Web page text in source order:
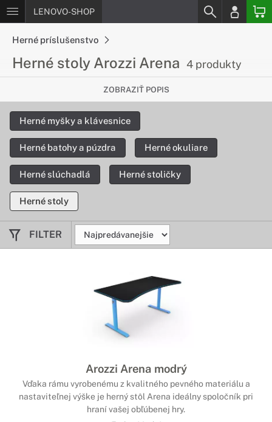
LENOVO-SHOP
Herné príslušenstvo
Herné stoly Arozzi Arena 4 produkty
Maximálny komfort pri hraní
Herný stôl Arozzi Arena s novým dizajnom maximalizuje
komfort pri hraní. Vďaka dĺžke 160 cm na stôl bez problémov
dostatok priestoru pre vašu myš, klávesnicu a ďalšie
príslušenstvo.
ZOBRAZIŤ POPIS
Herné myšky a klávesnice
Herné batohy a púzdra Herné okuliare
Herné slúchadlá Herné stoličky
Herné stoly
FILTER
Arozzi Arena modrý
Vďaka rámu vyrobenému z kvalitného pevného materiálu a
nastaviteľnej výške je herný stôl Arena ideálny spoločník pri
hraní vašej obľúbenej hry.